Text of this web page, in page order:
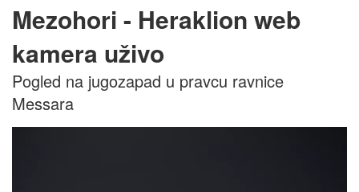
Mezohori - Heraklion web
kamera uživo
Pogled na jugozapad u pravcu ravnice
Messara